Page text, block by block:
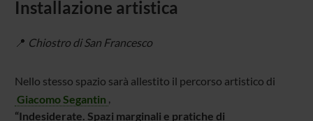
Installazione artistica
📍 Chiostro di San Francesco
Nello stesso spazio sarà allestito il percorso artistico di
Giacomo Segantin ,
“Indesiderate. Spazi marginali e pratiche di